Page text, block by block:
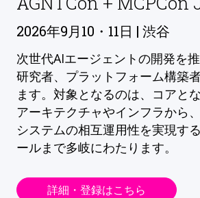
2026年9月10・11日 | 渋谷
次世代AIエージェントの開発を推
研究者、プラットフォーム構築
ます。対象となるのは、コアと
アーキテクチャやインフラから
システムの相互運用性を実現す
ールまで多岐にわたります。
詳細・登録はこちら